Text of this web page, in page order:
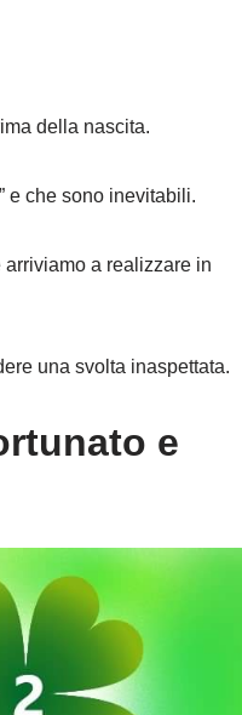
della nascita.
e che sono inevitabili.
a realizzare in
una svolta inaspettata.
e